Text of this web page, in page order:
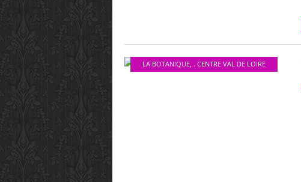
LA BOTANIQUE, . CENTRE VAL DE LOIRE